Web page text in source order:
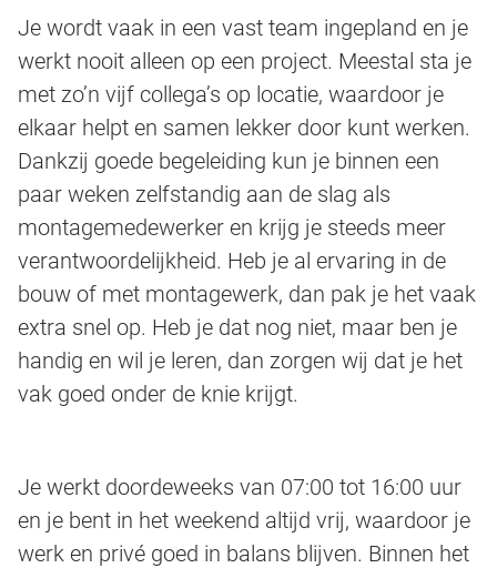
Je wordt vaak in een vast team ingepland en je
werkt nooit alleen op een project. Meestal sta je
met zo’n vijf collega’s op locatie, waardoor je
elkaar helpt en samen lekker door kunt werken.
Dankzij goede begeleiding kun je binnen een
paar weken zelfstandig aan de slag als
montagemedewerker en krijg je steeds meer
verantwoordelijkheid. Heb je al ervaring in de
bouw of met montagewerk, dan pak je het vaak
extra snel op. Heb je dat nog niet, maar ben je
handig en wil je leren, dan zorgen wij dat je het
vak goed onder de knie krijgt.
Je werkt doordeweeks van 07:00 tot 16:00 uur
en je bent in het weekend altijd vrij, waardoor je
werk en privé goed in balans blijven. Binnen het